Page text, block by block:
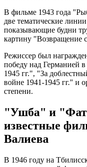
В фильме 1943 года
две тематические
показывающие будни
картину "Возвращение
Режиссер был
победу над Германией
1945 гг.", "За
войне 1941-1945 гг." и
степени.
"Ушба" и
известные
Валиева
В 1946 году на